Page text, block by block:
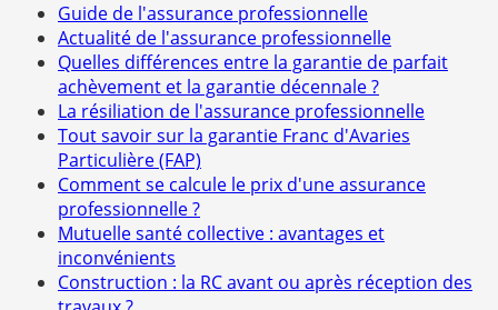
Guide de l'assurance professionnelle
Actualité de l'assurance professionnelle
Quelles différences entre la garantie de parfait
achèvement et la garantie décennale ?
La résiliation de l'assurance professionnelle
Tout savoir sur la garantie Franc d'Avaries
Particulière (FAP)
Comment se calcule le prix d'une assurance
professionnelle ?
Mutuelle santé collective : avantages et
inconvénients
Construction : la RC avant ou après réception des